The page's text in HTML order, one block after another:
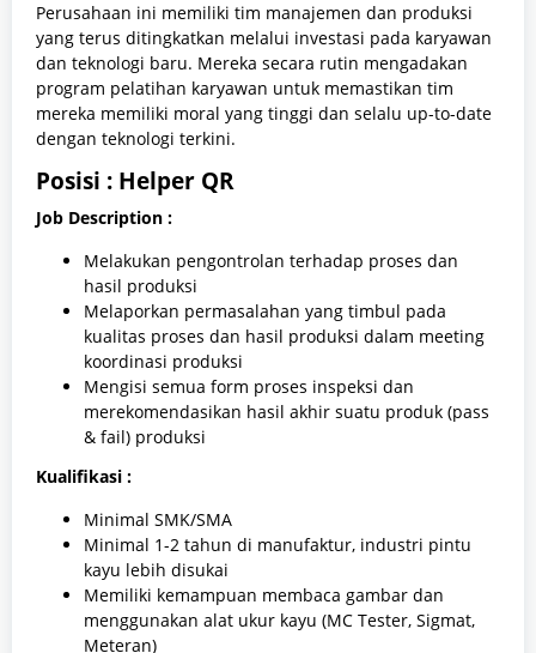
Perusahaan ini memiliki tim manajemen dan produksi
yang terus ditingkatkan melalui investasi pada karyawan
dan teknologi baru. Mereka secara rutin mengadakan
program pelatihan karyawan untuk memastikan tim
mereka memiliki moral yang tinggi dan selalu up-to-date
dengan teknologi terkini.
Posisi : Helper QR
Job Description :
Melakukan pengontrolan terhadap proses dan
hasil produksi
Melaporkan permasalahan yang timbul pada
kualitas proses dan hasil produksi dalam meeting
koordinasi produksi
Mengisi semua form proses inspeksi dan
merekomendasikan hasil akhir suatu produk (pass
& fail) produksi
Kualifikasi :
Minimal SMK/SMA
Minimal 1-2 tahun di manufaktur, industri pintu
kayu lebih disukai
Memiliki kemampuan membaca gambar dan
menggunakan alat ukur kayu (MC Tester, Sigmat,
Meteran)